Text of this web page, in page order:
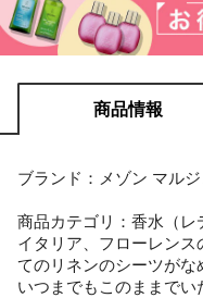
商品情報
ブランド：メゾン マル
商品カテゴリ：香水（レ
イタリア、フローレン
てのリネンのシーツがな
いつまでもこのままで